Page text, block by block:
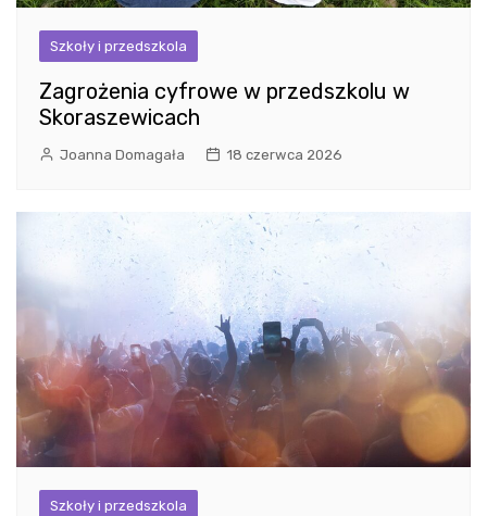
Szkoły i przedszkola
Zagrożenia cyfrowe w przedszkolu w
Skoraszewicach
Joanna Domagała 18 czerwca 2026
Szkoły i przedszkola